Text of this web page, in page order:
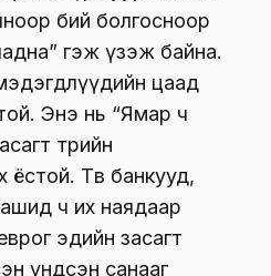
бий болгосноор
гэж үзэж байна.
цаад
Энэ нь “Ямар ч
төрийн
Төв банкууд,
ч их наядаар
эдийн засагт
үндсэн санааг